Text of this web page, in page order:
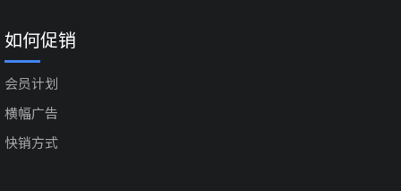
如何促销
会员计划
横幅广告
快销方式